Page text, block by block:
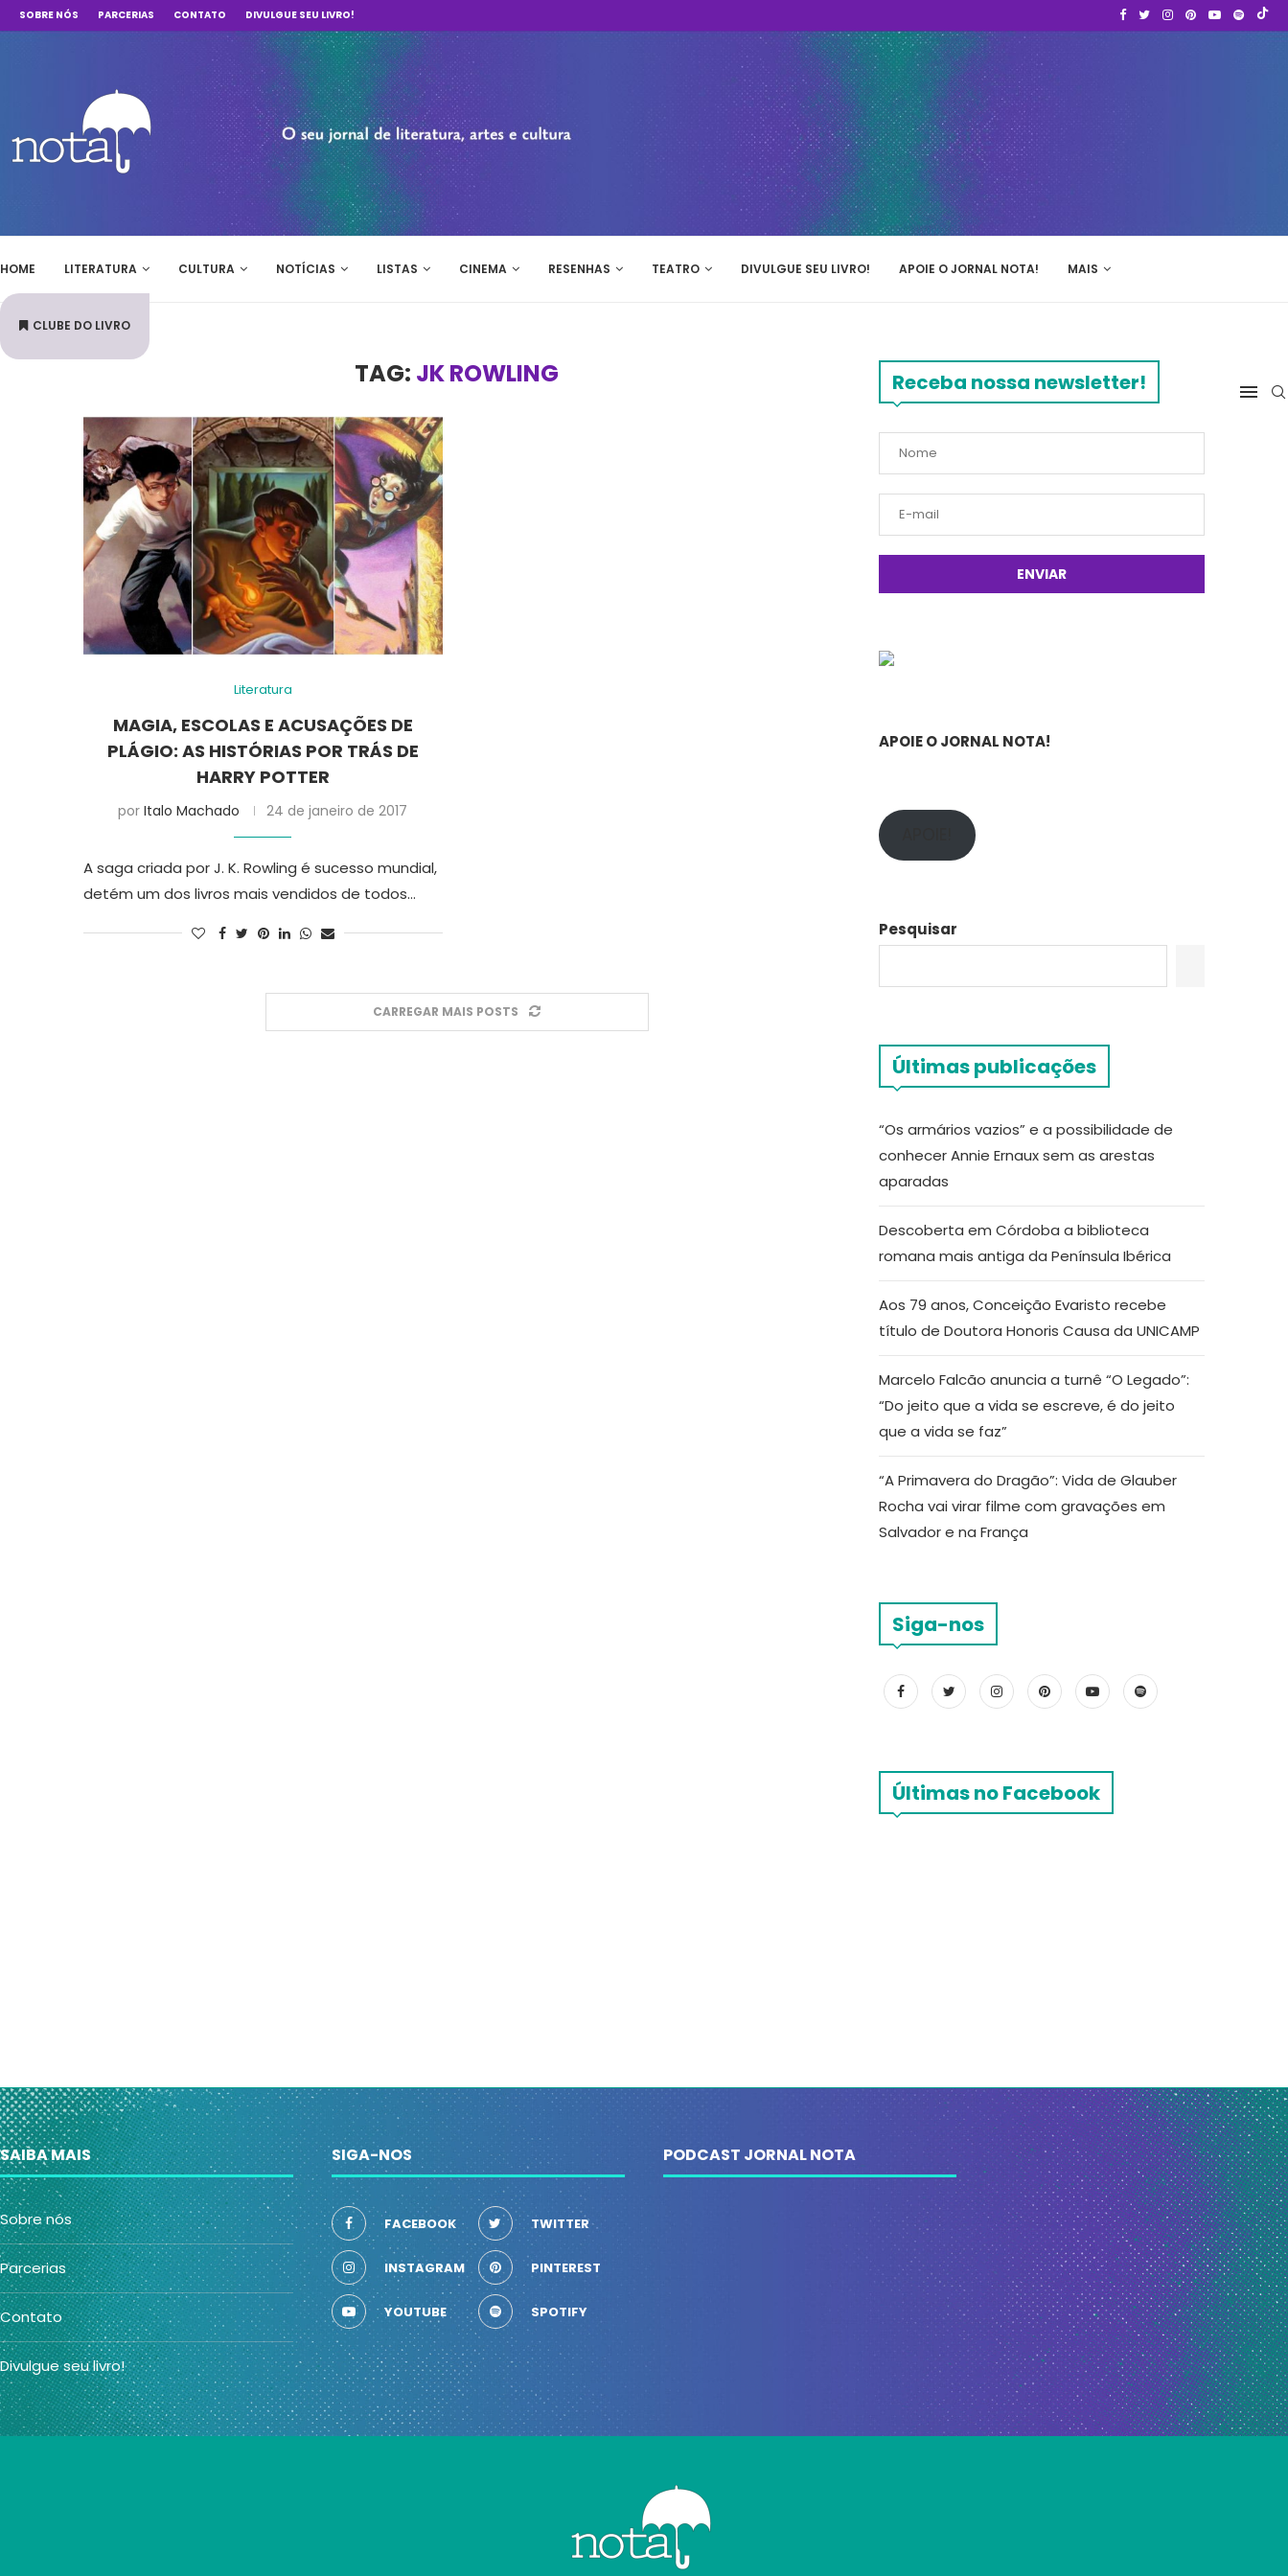
SOBRE NÓS PARCERIAS CONTATO DIVULGUE SEU LIVRO!
HOME LITERATURA CULTURA NOTÍCIAS LISTAS CINEMA RESENHAS TEATRO DIVULGUE SEU LIVRO! APOIE O JORNAL NOTA! MAIS
CLUBE DO LIVRO
TAG: JK ROWLING
Literatura
MAGIA, ESCOLAS E ACUSAÇÕES DE
PLÁGIO: AS HISTÓRIAS POR TRÁS DE
HARRY POTTER
porItalo Machado 24 de janeiro de 2017
A saga criada por J. K. Rowling é sucesso mundial,
detém um dos livros mais vendidos de todos…
CARREGAR MAIS POSTS
Receba nossa newsletter!
APOIE O JORNAL NOTA!
Pesquisar
Últimas publicações
“Os armários vazios” e a possibilidade de
conhecer Annie Ernaux sem as arestas
aparadas
Descoberta em Córdoba a biblioteca
romana mais antiga da Península Ibérica
Aos 79 anos, Conceição Evaristo recebe
título de Doutora Honoris Causa da UNICAMP
Marcelo Falcão anuncia a turnê “O Legado”:
“Do jeito que a vida se escreve, é do jeito
que a vida se faz”
“A Primavera do Dragão”: Vida de Glauber
Rocha vai virar filme com gravações em
Salvador e na França
Siga-nos
Últimas no Facebook
SAIBA MAIS
Sobre nós
Parcerias
Contato
Divulgue seu livro!
SIGA-NOS
FACEBOOK TWITTER
INSTAGRAM PINTEREST
YOUTUBE SPOTIFY
PODCAST JORNAL NOTA